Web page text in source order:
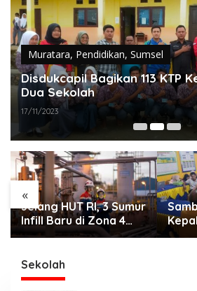
Muratara, Pendidikan, Sumsel
Disdukcapil Bagikan 113 KTP
Dua Sekolah
17/11/2023
«
Jelang HUT RI, 3 Sumur
Infill Baru di Zona 4
Dukung Kedaulatan
Sekolah